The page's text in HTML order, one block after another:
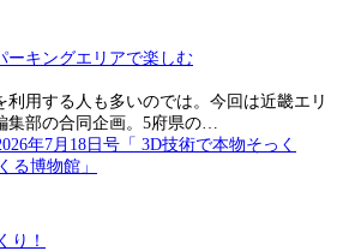
ーキングエリアで楽しむ
利用する人も多いのでは。今回は近畿エリ
集部の合同企画。5府県の…
り！